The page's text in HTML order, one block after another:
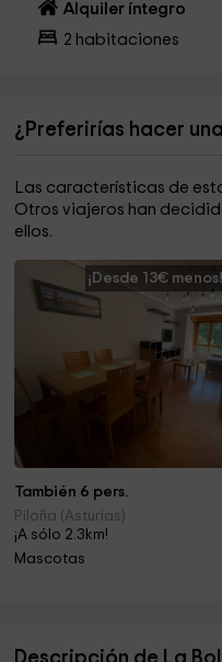
Alquiler íntegro
2 habitaciones
¿Preferirías hacer
Las características de
Otros viajeros han
ellos.
¡Desde 13€ menos!
También 6 pers.
Piloña (Asturias)
¡A sólo 2.3km!
Mascotas